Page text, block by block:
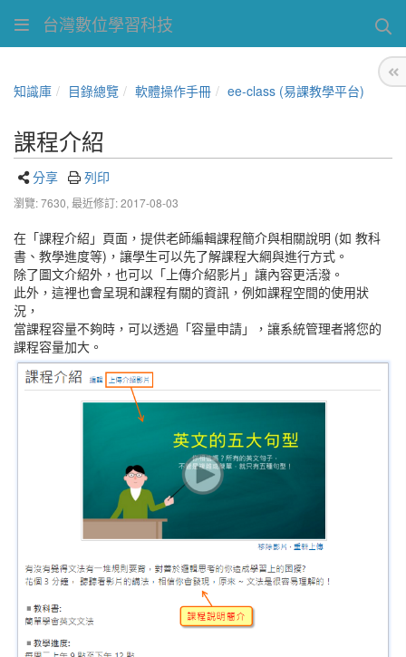
台灣數位學習科技
知識庫 目錄總覽 軟體操作手冊 ee-class (易課教學平台)
課程介紹
分享 列印
瀏覽: 7630, 最近修訂: 2017-08-03
在「課程介紹」頁面，提供老師編輯課程簡介與相關說明 (如 教科
書、教學進度等)，讓學生可以先了解課程大綱與進行方式。
除了圖文介紹外，也可以「上傳介紹影片」讓內容更活潑。
此外，這裡也會呈現和課程有關的資訊，例如課程空間的使用狀
況，
當課程容量不夠時，可以透過「容量申請」，讓系統管理者將您的
課程容量加大。